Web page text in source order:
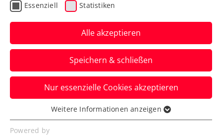
ATP Monte-Carlo:
Weissborn schrammt im
Doppelfinale an
Topsensation vorbei
Das ÖTV-Ass verliert im Fürstentum von
Monaco mit Romain Arneodo nach zwei
vergebenen Matchbällen.
Essenziell Statistiken
Alle akzeptieren
Speichern & schließen
Nur essenzielle Cookies akzeptieren
Essenziell
Essenzielle Cookies werden für grundlegende
Weitere Informationen anzeigen
Powered by